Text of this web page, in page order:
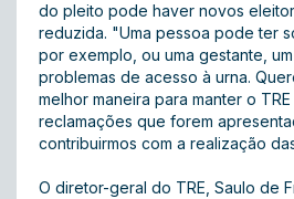
do pleito pode haver novos
reduzida. "Uma pessoa pode ter
por exemplo, ou uma gestante,
problemas de acesso à urna.
melhor maneira para manter o
reclamações que forem
contribuirmos com a realização
O diretor-geral do TRE, Saulo de